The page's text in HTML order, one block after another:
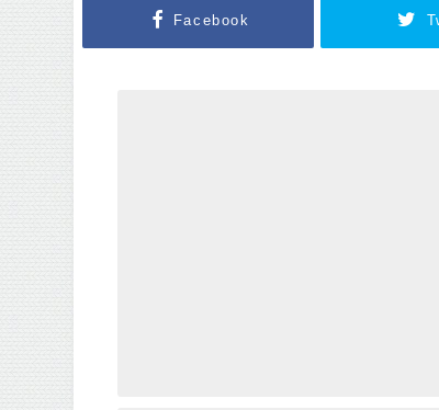
Facebook